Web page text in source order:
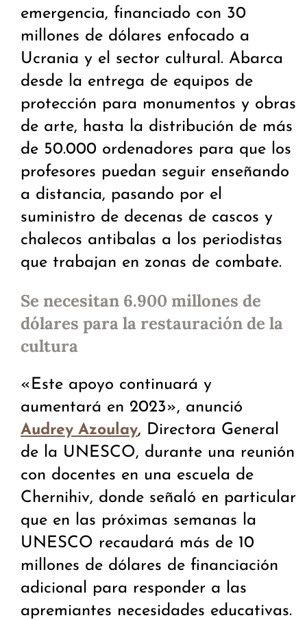
emergencia, financiado con 30
millones de dólares enfocado a
Ucrania y el sector cultural. Abarca
desde la entrega de equipos de
protección para monumentos y obras
de arte, hasta la distribución de más
de 50.000 ordenadores para que los
profesores puedan seguir enseñando
a distancia, pasando por el
suministro de decenas de cascos y
chalecos antibalas a los periodistas
que trabajan en zonas de combate.
Se necesitan 6.900 millones de
dólares para la restauración de la
cultura
«Este apoyo continuará y
aumentará en 2023», anunció
Audrey Azoulay, Directora General
de la UNESCO, durante una reunión
con docentes en una escuela de
Chernihiv, donde señaló en particular
que en las próximas semanas la
UNESCO recaudará más de 10
millones de dólares de financiación
adicional para responder a las
apremiantes necesidades educativas.